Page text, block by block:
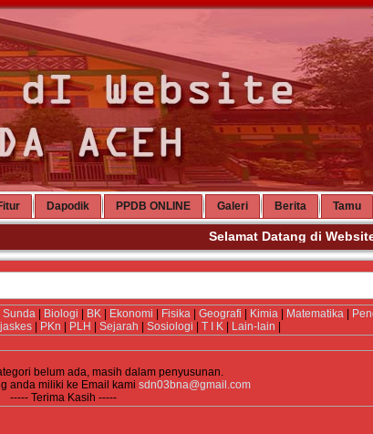
Dapodik PPDB ONLINE Galeri Berita Tamu
Selamat Datang di
Sunda Biologi BK Ekonomi Fisika Geografi Kimia Matematika
| PKn PLH Sejarah Sosiologi T I K| Lain-lain
belum ada, masih dalam penyusunan.
anda miliki ke Email kami sdn03bna@gmail.com
----- Terima Kasih -----